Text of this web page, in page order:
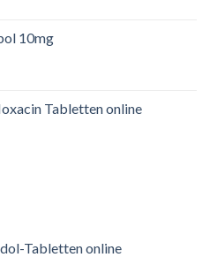
10mg
Tabletten online
Tabletten online